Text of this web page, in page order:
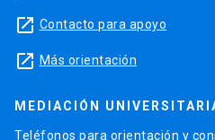
launch Contacto para apoyo
launch Más orientación
MEDIACIÓN
Teléfonos para orientación y